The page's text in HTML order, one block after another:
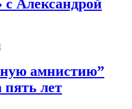
Александрой
амнистию”
лет